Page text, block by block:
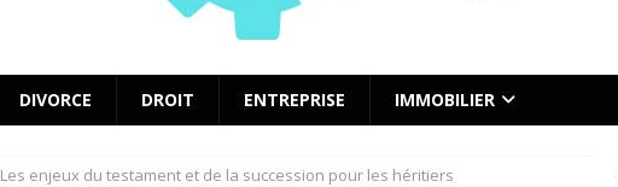
DIVORCE DROIT ENTREPRISE IMMOBILIER
Les enjeux du testament et de la succession pour les héritiers